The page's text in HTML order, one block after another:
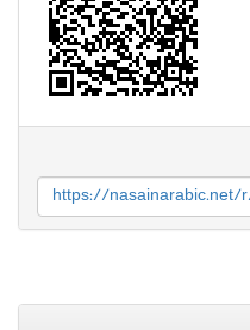
https://nasainarabic.net/